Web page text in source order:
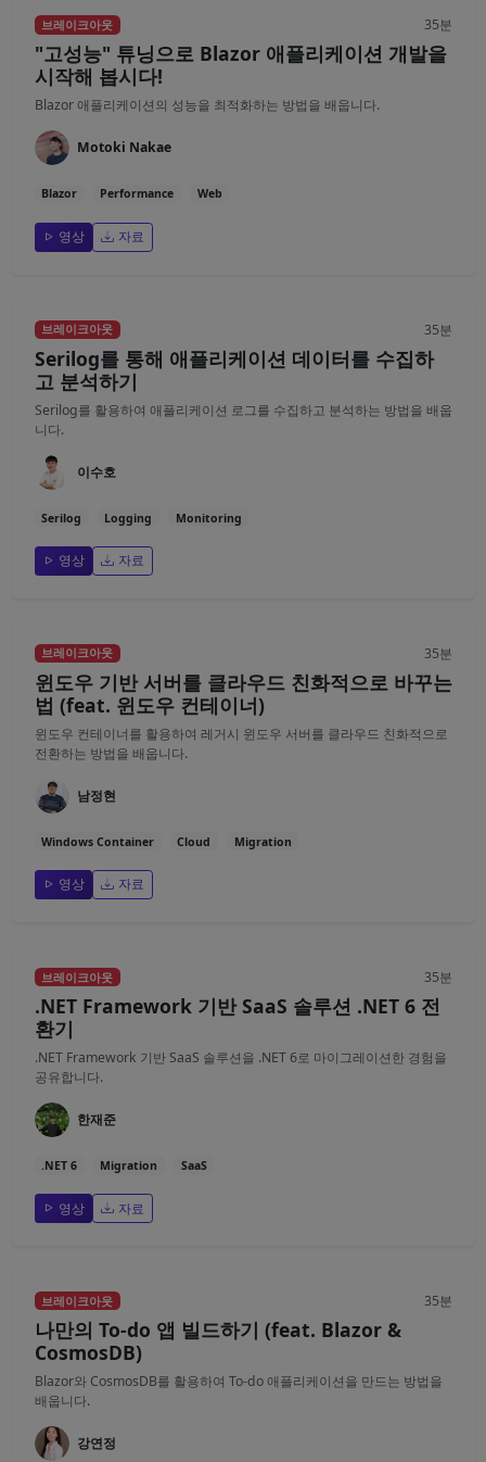
브레이크아웃 35분
"고성능" 튜닝으로 Blazor 애플리케이션 개발을
시작해 봅시다!
Blazor 애플리케이션의 성능을 최적화하는 방법을 배웁니다.
Motoki Nakae
Blazor Performance Web
영상 자료
브레이크아웃 35분
Serilog를 통해 애플리케이션 데이터를 수집하
고 분석하기
Serilog를 활용하여 애플리케이션 로그를 수집하고 분석하는 방법을 배웁
니다.
이수호
Serilog Logging Monitoring
영상 자료
브레이크아웃 35분
윈도우 기반 서버를 클라우드 친화적으로 바꾸는
법 (feat. 윈도우 컨테이너)
윈도우 컨테이너를 활용하여 레거시 윈도우 서버를 클라우드 친화적으로
전환하는 방법을 배웁니다.
남정현
Windows Container Cloud Migration
영상 자료
브레이크아웃 35분
.NET Framework 기반 SaaS 솔루션 .NET 6 전
환기
.NET Framework 기반 SaaS 솔루션을 .NET 6로 마이그레이션한 경험을
공유합니다.
한재준
.NET 6 Migration SaaS
영상 자료
브레이크아웃 35분
나만의 To-do 앱 빌드하기 (feat. Blazor &
CosmosDB)
Blazor와 CosmosDB를 활용하여 To-do 애플리케이션을 만드는 방법을
배웁니다.
강연정